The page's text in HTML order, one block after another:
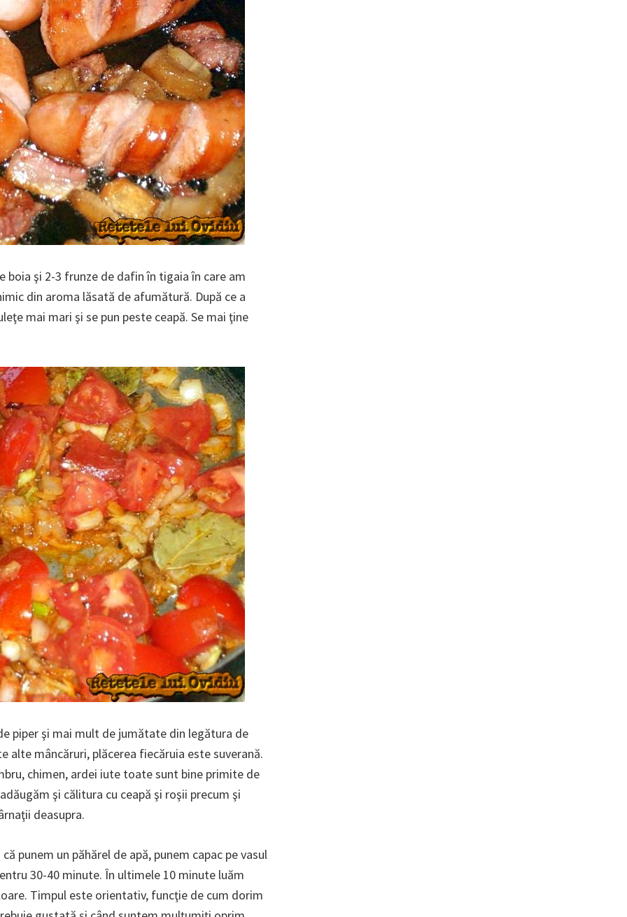
boia şi 2-3 frunze de dafin în tigaia în care am
din aroma lăsată de afumătură. După ce a
mai mari şi se pun peste ceapă. Se mai ţine
piper şi mai mult de jumătate din legătura de
alte mâncăruri, plăcerea fiecăruia este suverană.
chimen, ardei iute toate sunt bine primite de
şi călitura cu ceapă şi roşii precum şi
deasupra.
punem un păhărel de apă, punem capac pe vasul
30-40 minute. În ultimele 10 minute luăm
Timpul este orientativ, funcţie de cum dorim